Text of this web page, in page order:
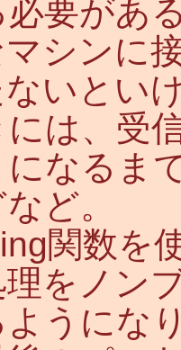
必要があ
シンに
いとい
は、受
になるま
ど。
関数を
理をノン
うにな